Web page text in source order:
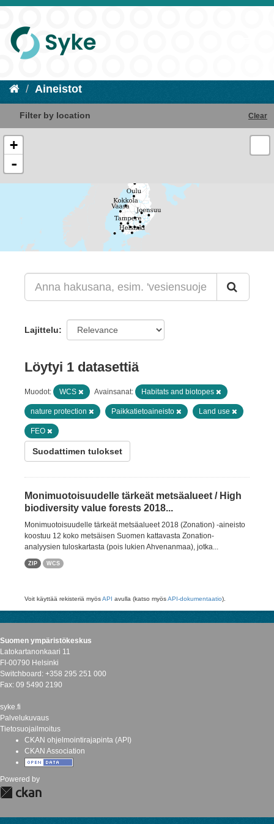
Aineistot
Filter by location Clear
+
-
Lajittelu
Löytyi 1 datasettiä
Muodot: WCS Avainsanat: Habitats and biotopes
nature protection Paikkatietoaineisto Land use
FEO
Suodattimen tulokset
Monimuotoisuudelle tärkeät metsäalueet / High
biodiversity value forests 2018...
Monimuotoisuudelle tärkeät metsäalueet 2018 (Zonation) -aineisto
koostuu 12 koko metsäisen Suomen kattavasta Zonation-
analyysien tuloskartasta (pois lukien Ahvenanmaa), jotka...
ZIP WCS
Voit käyttää rekisteriä myösAPI avulla (katso myösAPI-dokumentaatio).
Suomen ympäristökeskus
Latokartanonkaari 11
FI-00790 Helsinki
Switchboard: +358 295 251 000
Fax: 09 5490 2190
syke.fi
Palvelukuvaus
Tietosuojailmoitus
CKAN ohjelmointirajapinta (API)
CKAN Association
Powered by